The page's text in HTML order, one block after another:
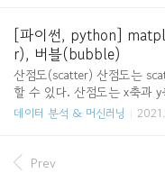
회전에 첫번째 원소와 두번
세번째 원소를 비교, ... (마지
소의 대소를 비교하며 정렬 1
큰 원소가 맨 뒤로 이동한다.
막 원소를 제외하고 1번 과
큰 수를 맨 뒤에서 두번째로
[파이썬, python]
r), 버블(bubble)
산점도(scatter) 산점도는
할 수 있다. 산점도는 x축과
관관계를 표현할 때 사용하며
matplotlib.pyplot as plt
데이터 분석 & 머신러닝
Prev